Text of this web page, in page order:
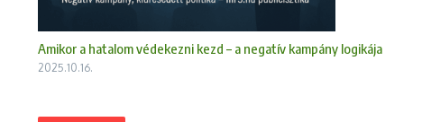
Amikor a hatalom védekezni kezd – a negatív kampány logikája
2025.10.16.